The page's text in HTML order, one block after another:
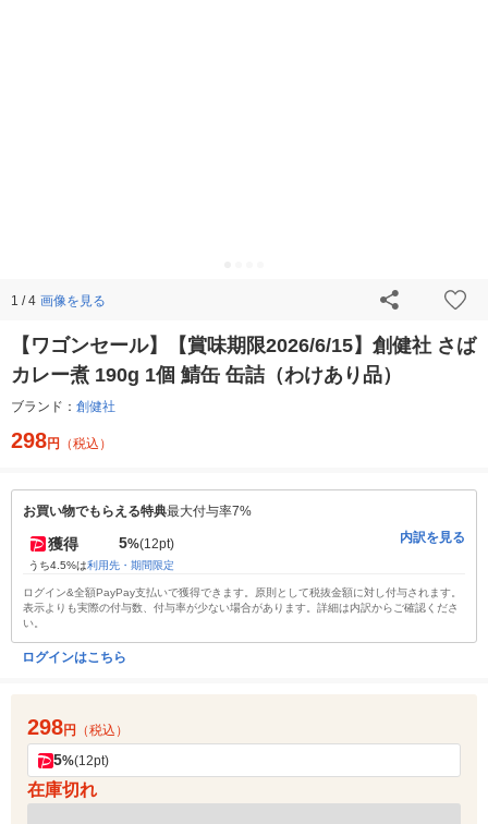
1 / 4 画像を見る
【ワゴンセール】【賞味期限2026/6/15】創健社 さば
カレー煮 190g 1個 鯖缶 缶詰（わけあり品）
ブランド： 創健社
298円 （税込）
お買い物でもらえる特典最大付与率7%
獲得 5%(12pt)
うち4.5%は利用先・期間限定
内訳を見る
ログイン&全額PayPay支払いで獲得できます。原則として税抜金額に対し付与されます。
表示よりも実際の付与数、付与率が少ない場合があります。詳細は内訳からご確認くださ
い。
ログインはこちら
298円 （税込）
5%(12pt)
在庫切れ